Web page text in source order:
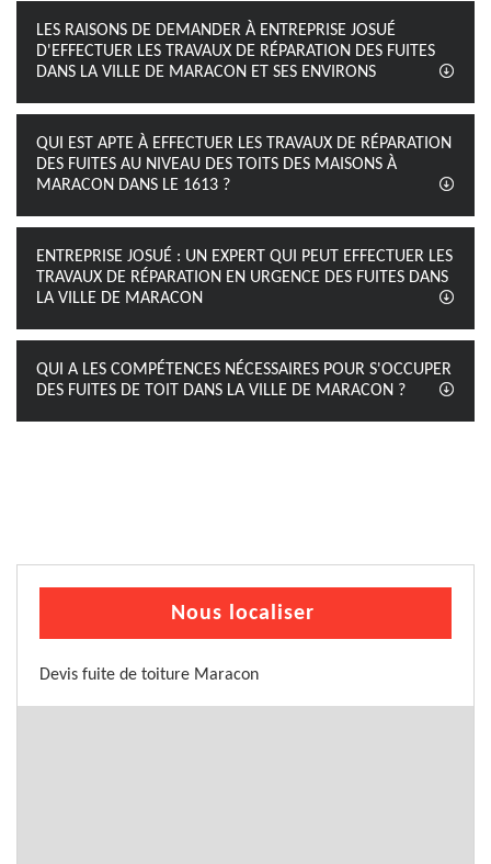
LES RAISONS DE DEMANDER À ENTREPRISE JOSUÉ
D'EFFECTUER LES TRAVAUX DE RÉPARATION DES FUITES
DANS LA VILLE DE MARACON ET SES ENVIRONS
QUI EST APTE À EFFECTUER LES TRAVAUX DE RÉPARATION
DES FUITES AU NIVEAU DES TOITS DES MAISONS À
MARACON DANS LE 1613 ?
ENTREPRISE JOSUÉ : UN EXPERT QUI PEUT EFFECTUER LES
TRAVAUX DE RÉPARATION EN URGENCE DES FUITES DANS
LA VILLE DE MARACON
QUI A LES COMPÉTENCES NÉCESSAIRES POUR S'OCCUPER
DES FUITES DE TOIT DANS LA VILLE DE MARACON ?
Nous localiser
Devis fuite de toiture Maracon